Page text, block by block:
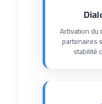
Activation
partenaires
stabilité